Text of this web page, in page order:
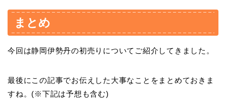
まとめ
今回は静岡伊勢丹の初売りについてご紹介してきました。
最後にこの記事でお伝えした大事なことをまとめておきま
すね。(※下記は予想も含む)